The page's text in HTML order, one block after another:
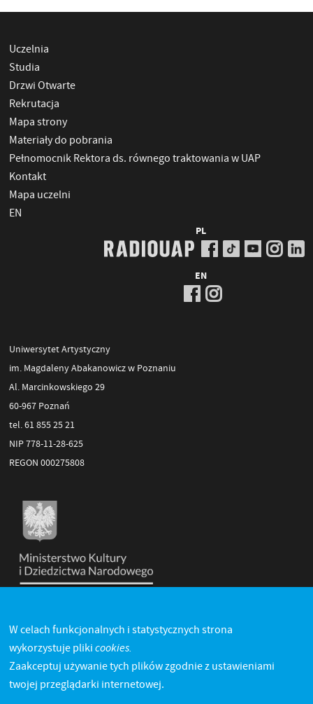
Uczelnia
Studia
Drzwi Otwarte
Rekrutacja
Mapa strony
Materiały do pobrania
Pełnomocnik Rektora ds. równego traktowania w UAP
Kontakt
Mapa uczelni
EN
PL
EN
Uniwersytet Artystyczny
im. Magdaleny Abakanowicz w Poznaniu
Al. Marcinkowskiego 29
60-967 Poznań
tel. 61 855 25 21
NIP 778-11-28-625
REGON 000275808
W celach funkcjonalnych i statystycznych strona
wykorzystuje pliki cookies.
Zaakceptuj używanie tych plików zgodnie z ustawieniami
twojej przeglądarki internetowej.